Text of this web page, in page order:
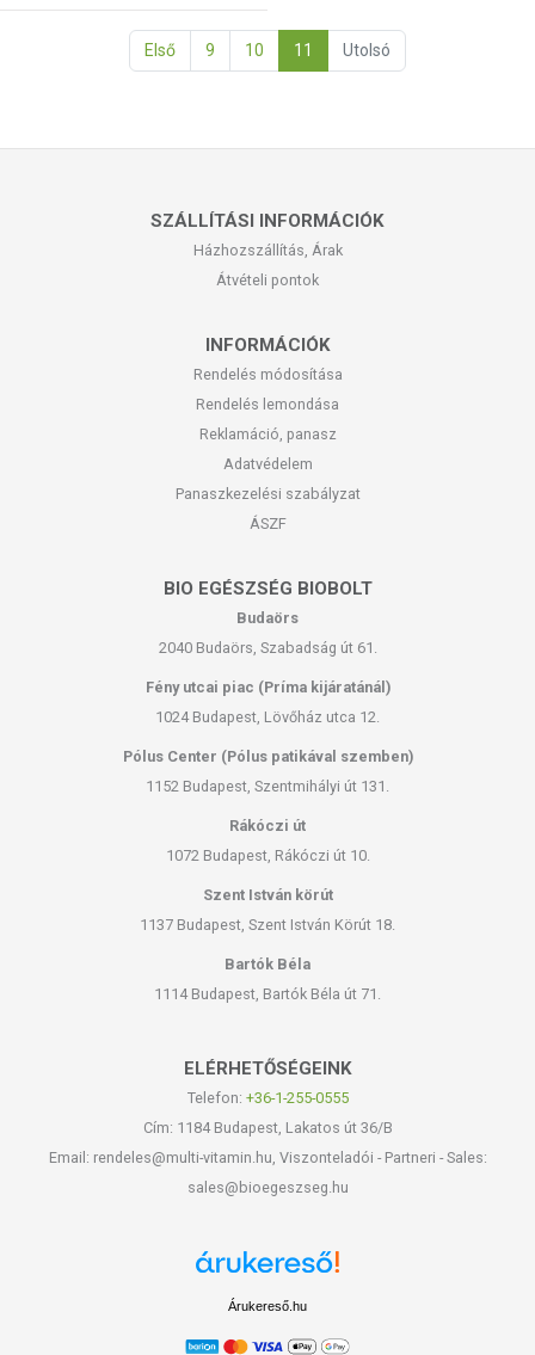
Első 9 10 11 Utolsó
SZÁLLÍTÁSI INFORMÁCIÓK
Házhozszállítás, Árak
Átvételi pontok
INFORMÁCIÓK
Rendelés módosítása
Rendelés lemondása
Reklamáció, panasz
Adatvédelem
Panaszkezelési szabályzat
ÁSZF
BIO EGÉSZSÉG BIOBOLT
Budaörs
2040 Budaörs, Szabadság út 61.
Fény utcai piac (Príma kijáratánál)
1024 Budapest, Lövőház utca 12.
Pólus Center (Pólus patikával szemben)
1152 Budapest, Szentmihályi út 131.
Rákóczi út
1072 Budapest, Rákóczi út 10.
Szent István körút
1137 Budapest, Szent István Körút 18.
Bartók Béla
1114 Budapest, Bartók Béla út 71.
ELÉRHETŐSÉGEINK
Telefon: +36-1-255-0555
Cím: 1184 Budapest, Lakatos út 36/B
Email: rendeles@multi-vitamin.hu, Viszonteladói - Partneri - Sales:
sales@bioegeszseg.hu
Árukereső.hu